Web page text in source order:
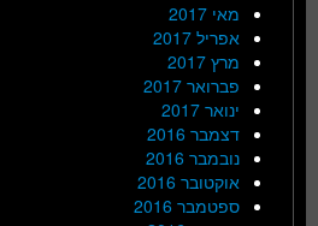
מאי 2017
אפריל 2017
מרץ 2017
פברואר 2017
ינואר 2017
דצמבר 2016
נובמבר 2016
אוקטובר 2016
ספטמבר 2016